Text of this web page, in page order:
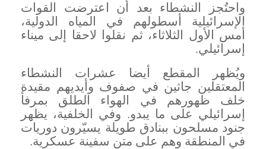
واحتُجز النشطاء بعد أن اعترضت القوات
الإسرائيلية أسطولهم في المياه الدولية،
أمس الأول الثلاثاء، ثم نقلوا لاحقا إلى ميناء
إسرائيلي.
ويُظهر المقطع أيضا عشرات النشطاء
المعتقلين جاثين في صفوف وأيديهم مقيدة
خلف ظهورهم في الهواء الطلق بمرفأ
إسرائيلي على ما يبدو. وفي الخلفية، يظهر
جنود مسلحون ببنادق طويلة يسيّرون دوريات
في المنطقة وهم على متن سفينة عسكرية.